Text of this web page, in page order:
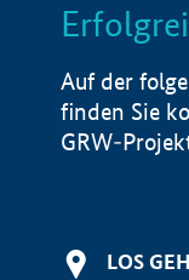
LISTE
Auf der
finden Sie
GRW-
LOS